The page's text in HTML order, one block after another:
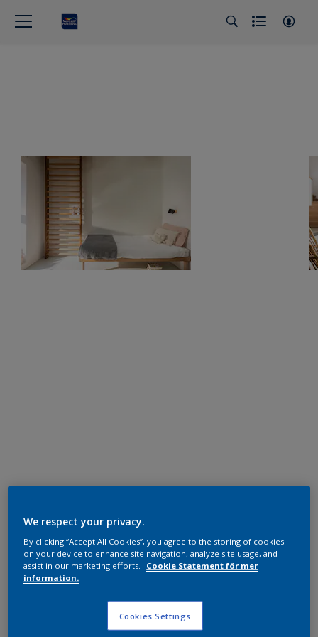
We respect your privacy.
By clicking “Accept All Cookies”, you agree to the storing of cookies
on your device to enhance site navigation, analyze site usage, and
assist in our marketing efforts.
Cookie Statement för mer
information.
Cookies Settings